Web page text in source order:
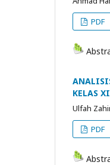
PDF
KELAS
Ulfah
PDF